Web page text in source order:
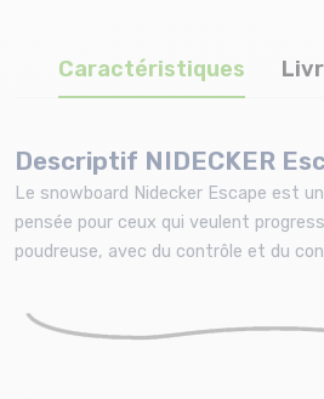
Caractéristiques
Descriptif NIDECKER
Le snowboard Nidecker Escape est
pensée pour ceux qui veulent
poudreuse, avec du contrôle et du